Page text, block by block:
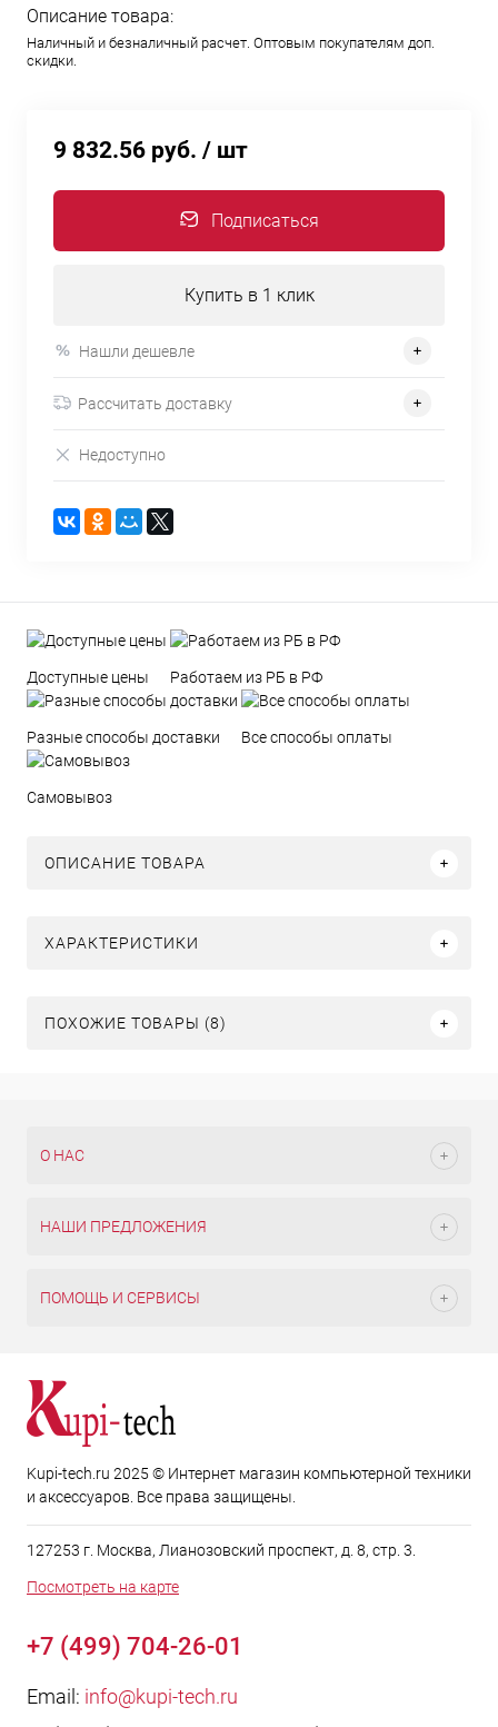
Описание товара:
Наличный и безналичный расчет. Оптовым покупателям доп.
скидки.
9 832.56 руб. / шт
Подписаться
Купить в 1 клик
Нашли дешевле
Рассчитать доставку
Недоступно
Доступные цены Работаем из РБ в РФ
Разные способы доставки Все способы оплаты
Самовывоз
ОПИСАНИЕ ТОВАРА
ХАРАКТЕРИСТИКИ
ПОХОЖИЕ ТОВАРЫ (8)
О НАС
НАШИ ПРЕДЛОЖЕНИЯ
ПОМОЩЬ И СЕРВИСЫ
Kupi-tech.ru 2025 © Интернет магазин компьютерной техники
и аксессуаров. Все права защищены.
127253 г. Москва, Лианозовский проспект, д. 8, стр. 3.
Посмотреть на карте
+7 (499) 704-26-01
Email: info@kupi-tech.ru